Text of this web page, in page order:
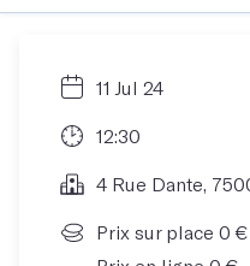
11 Jul 24
12:30
4 Rue Dante,
Prix sur place 0 €